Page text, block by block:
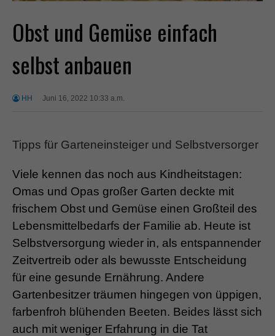
Obst und Gemüse einfach
selbst anbauen
HH Juni 16, 2022 10:33 a.m.
Tipps für Garteneinsteiger und Selbstversorger
Viele kennen das noch aus Kindheitstagen:
Omas und Opas großer Garten deckte mit
frischem Obst und Gemüse einen Großteil des
Lebensmittelbedarfs der Familie ab. Heute ist
Selbstversorgung wieder in, als entspannender
Zeitvertreib oder als bewusste Entscheidung
für eine gesunde Ernährung. Andere
Gartenbesitzer träumen hingegen von üppigen,
farbenfroh blühenden Beeten. Beides lässt sich
auch mit weniger Erfahrung in die Tat